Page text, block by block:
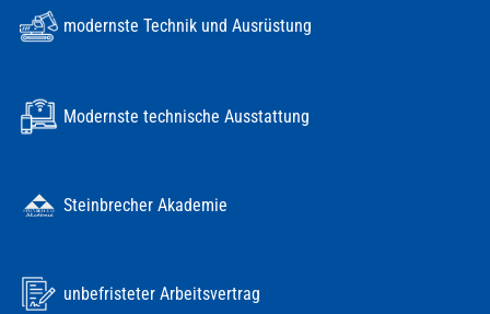
modernste Technik und Ausrüstung
Modernste technische Ausstattung
Steinbrecher Akademie
unbefristeter Arbeitsvertrag